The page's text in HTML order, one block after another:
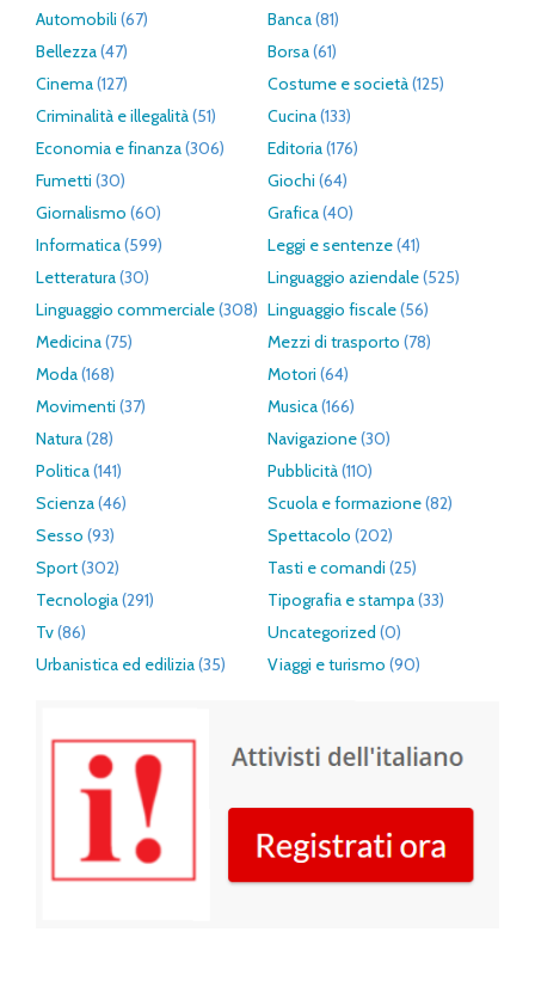
Automobili (67) Banca(81)
Bellezza(47) Borsa(61)
Cinema(127) Costume e società(125)
Criminalità e illegalità(51) Cucina(133)
Economia e finanza(306) Editoria(176)
Fumetti (30) Giochi (64)
Giornalismo (60) Grafica(40)
Informatica(599) Leggi e sentenze(41)
Letteratura(30) Linguaggio aziendale(525)
Linguaggio commerciale(308) Linguaggio fiscale(56)
Medicina(75) Mezzi di trasporto (78)
Moda(168) Motori (64)
Movimenti (37) Musica(166)
Natura(28) Navigazione(30)
Politica(141) Pubblicità(110)
Scienza(46) Scuola e formazione(82)
Sesso (93) Spettacolo (202)
Sport(302) Tasti e comandi (25)
Tecnologia(291) Tipografia e stampa(33)
Tv(86) Uncategorized (0)
Urbanistica ed edilizia(35) Viaggi e turismo (90)